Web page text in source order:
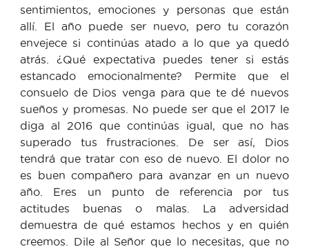
sentimientos, emociones y personas que están
allí. El año puede ser nuevo, pero tu corazón
envejece si continúas atado a lo que ya quedó
atrás. ¿Qué expectativa puedes tener si estás
estancado emocionalmente? Permite que el
consuelo de Dios venga para que te dé nuevos
sueños y promesas. No puede ser que el 2017 le
diga al 2016 que continúas igual, que no has
superado tus frustraciones. De ser así, Dios
tendrá que tratar con eso de nuevo. El dolor no
es buen compañero para avanzar en un nuevo
año. Eres un punto de referencia por tus
actitudes buenas o malas. La adversidad
demuestra de qué estamos hechos y en quién
creemos. Dile al Señor que lo necesitas, que no